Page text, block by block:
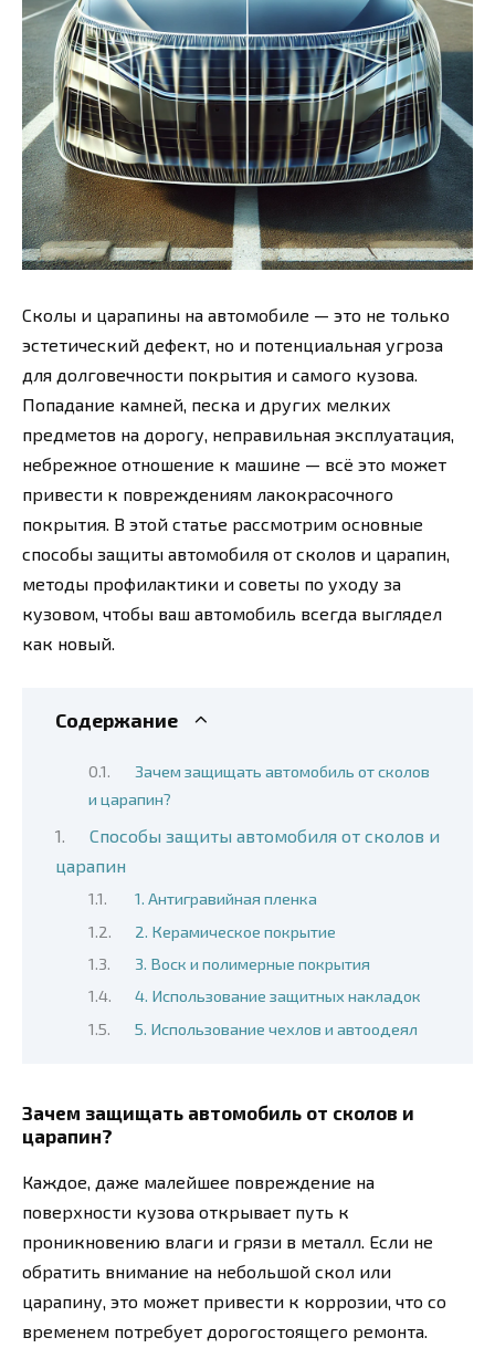
Сколы и царапины на автомобиле — это не только
эстетический дефект, но и потенциальная угроза
для долговечности покрытия и самого кузова.
Попадание камней, песка и других мелких
предметов на дорогу, неправильная эксплуатация,
небрежное отношение к машине — всё это может
привести к повреждениям лакокрасочного
покрытия. В этой статье рассмотрим основные
способы защиты автомобиля от сколов и царапин,
методы профилактики и советы по уходу за
кузовом, чтобы ваш автомобиль всегда выглядел
как новый.
Содержание
Зачем защищать автомобиль от сколов
и царапин?
Способы защиты автомобиля от сколов и
царапин
1. Антигравийная пленка
2. Керамическое покрытие
3. Воск и полимерные покрытия
4. Использование защитных накладок
5. Использование чехлов и автоодеял
Зачем защищать автомобиль от сколов и
царапин?
Каждое, даже малейшее повреждение на
поверхности кузова открывает путь к
проникновению влаги и грязи в металл. Если не
обратить внимание на небольшой скол или
царапину, это может привести к коррозии, что со
временем потребует дорогостоящего ремонта.